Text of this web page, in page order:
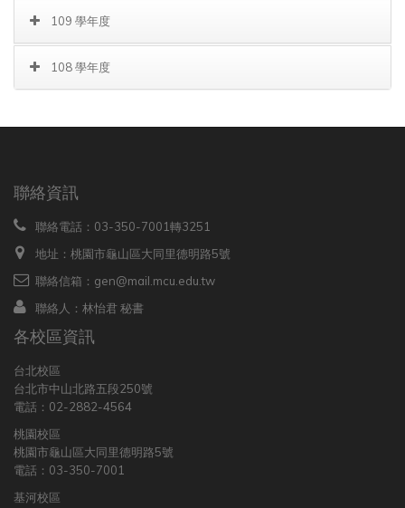
109 學年度
108 學年度
聯絡資訊
聯絡電話：03-350-7001轉3251
地址：桃園市龜山區大同里德明路5號
聯絡信箱：gen@mail.mcu.edu.tw
聯絡人：林怡君 秘書
各校區資訊
台北校區
台北市中山北路五段250號
電話：02-2882-4564
桃園校區
桃園市龜山區大同里德明路5號
電話：03-350-7001
基河校區